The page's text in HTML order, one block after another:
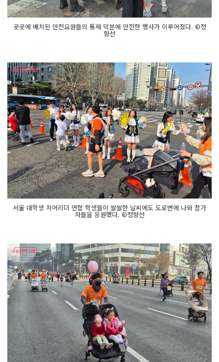
곳곳에 배치된 안전요원들의 통제 덕분에 안전한 행사가 이루어졌다. ©정
향선
서울 대학생 치어리더 연합 학생들이 쌀쌀한 날씨에도 도로변에 나와 참가
자들을 응원했다. ©정향선